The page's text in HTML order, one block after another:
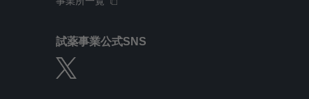
試薬事業公式SNS